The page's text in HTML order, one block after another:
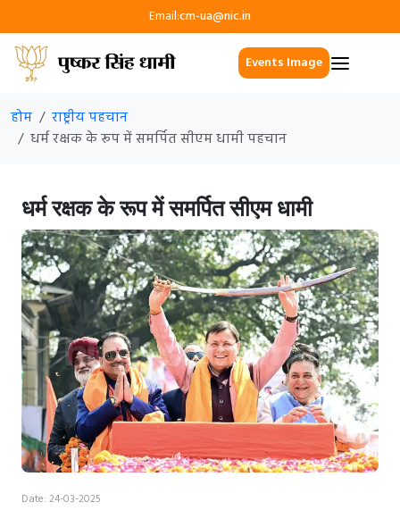
Email:cm-ua@nic.in
Events Image
होम
राष्ट्रीय पहचान
धर्म रक्षक के रूप में समर्पित सीएम धामी पहचान
धर्म रक्षक के रूप में समर्पित सीएम धामी
Date: 24-03-2025